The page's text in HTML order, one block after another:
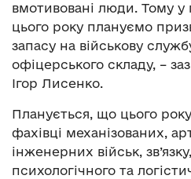
вмотивовані люди. Тому у
цього року плануємо
запасу на військову
офіцерського складу, –
Ігор Лисенко.
Планується, що цього
фахівці механізованих,
інженерних військ,
психологічного та